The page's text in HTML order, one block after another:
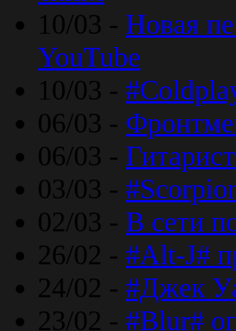
10/03 - Новая
YouTube
10/03 -
06/03 -
06/03 -
03/03 -
02/03 - В сети
26/02 - #Alt-J#
24/02 - #Джек
23/02 - #Blur#